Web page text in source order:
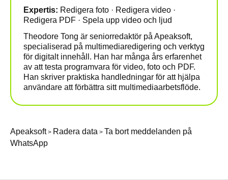
Expertis: Redigera foto · Redigera video ·
Redigera PDF · Spela upp video och ljud
Theodore Tong är seniorredaktör på Apeaksoft,
specialiserad på multimediaredigering och verktyg
för digitalt innehåll. Han har många års erfarenhet
av att testa programvara för video, foto och PDF.
Han skriver praktiska handledningar för att hjälpa
användare att förbättra sitt multimediaarbetsflöde.
Apeaksoft> Radera data > Ta bort meddelanden på
WhatsApp